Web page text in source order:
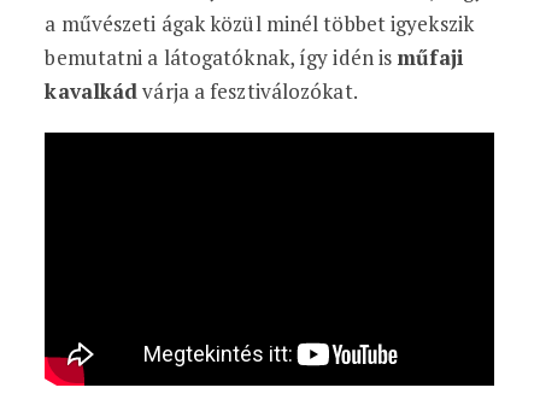
a művészeti ágak közül minél többet igyekszik
bemutatni a látogatóknak, így idén is műfaji
kavalkádvárja a fesztiválozókat.